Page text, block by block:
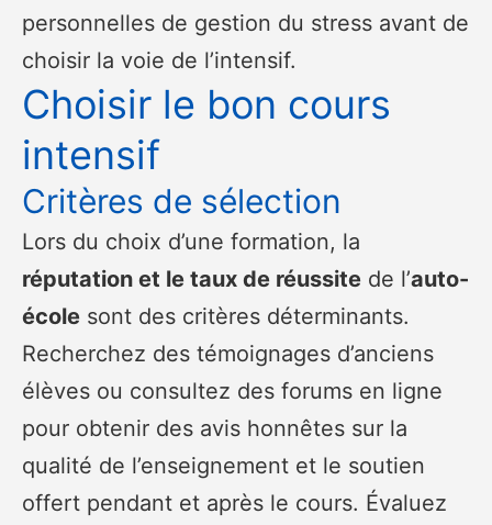
personnelles de gestion du stress avant de
choisir la voie de l’intensif.
Choisir le bon cours
intensif
Critères de sélection
Lors du choix d’une formation, la
réputation et le taux de réussite de l’auto-
école sont des critères déterminants.
Recherchez des témoignages d’anciens
élèves ou consultez des forums en ligne
pour obtenir des avis honnêtes sur la
qualité de l’enseignement et le soutien
offert pendant et après le cours. Évaluez